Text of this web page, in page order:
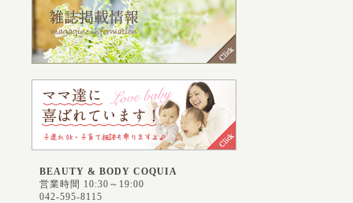
BEAUTY & BODY COQUIA
営業時間 10:30～19:00
042-595-8115